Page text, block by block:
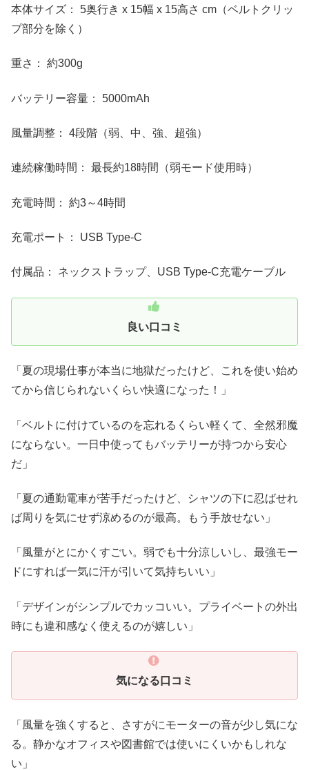
本体サイズ： 5奥行き x 15幅 x 15高さ cm （ベルトクリッ
プ部分を除く）
重さ： 約300g
バッテリー容量： 5000mAh
風量調整： 4段階（弱、中、強、超強）
連続稼働時間： 最長約18時間（弱モード使用時）
充電時間： 約3～4時間
充電ポート： USB Type-C
付属品： ネックストラップ、USB Type-C充電ケーブル
良い口コミ
「夏の現場仕事が本当に地獄だったけど、これを使い始め
てから信じられないくらい快適になった！」
「ベルトに付けているのを忘れるくらい軽くて、全然邪魔
にならない。一日中使ってもバッテリーが持つから安心
だ」
「夏の通勤電車が苦手だったけど、シャツの下に忍ばせれ
ば周りを気にせず涼めるのが最高。もう手放せない」
「風量がとにかくすごい。弱でも十分涼しいし、最強モー
ドにすれば一気に汗が引いて気持ちいい」
「デザインがシンプルでカッコいい。プライベートの外出
時にも違和感なく使えるのが嬉しい」
気になる口コミ
「風量を強くすると、さすがにモーターの音が少し気にな
る。静かなオフィスや図書館では使いにくいかもしれな
い」